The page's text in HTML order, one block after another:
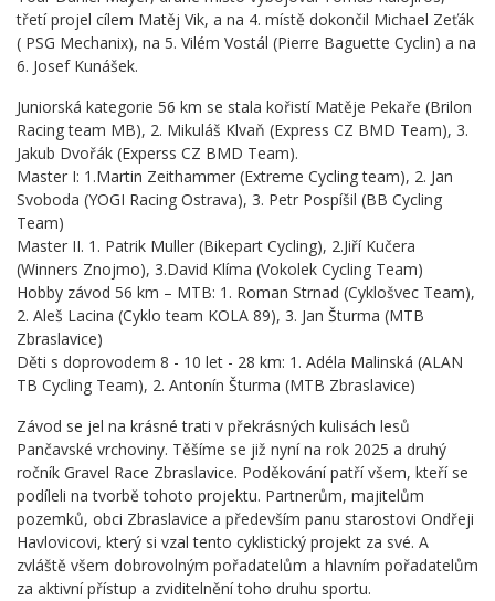
třetí projel cílem Matěj Vik, a na 4. místě dokončil Michael Zeťák
( PSG Mechanix), na 5. Vilém Vostál (Pierre Baguette Cyclin) a na
6. Josef Kunášek.
Juniorská kategorie 56 km se stala kořistí Matěje Pekaře (Brilon
Racing team MB), 2. Mikuláš Klvaň (Express CZ BMD Team), 3.
Jakub Dvořák (Experss CZ BMD Team).
Master I: 1.Martin Zeithammer (Extreme Cycling team), 2. Jan
Svoboda (YOGI Racing Ostrava), 3. Petr Pospíšil (BB Cycling
Team)
Master II. 1. Patrik Muller (Bikepart Cycling), 2.Jiří Kučera
(Winners Znojmo), 3.David Klíma (Vokolek Cycling Team)
Hobby závod 56 km – MTB: 1. Roman Strnad (Cyklošvec Team),
2. Aleš Lacina (Cyklo team KOLA 89), 3. Jan Šturma (MTB
Zbraslavice)
Děti s doprovodem 8 - 10 let - 28 km: 1. Adéla Malinská (ALAN
TB Cycling Team), 2. Antonín Šturma (MTB Zbraslavice)
Závod se jel na krásné trati v překrásných kulisách lesů
Pančavské vrchoviny. Těšíme se již nyní na rok 2025 a druhý
ročník Gravel Race Zbraslavice. Poděkování patří všem, kteří se
podíleli na tvorbě tohoto projektu. Partnerům, majitelům
pozemků, obci Zbraslavice a především panu starostovi Ondřeji
Havlovicovi, který si vzal tento cyklistický projekt za své. A
zvláště všem dobrovolným pořadatelům a hlavním pořadatelům
za aktivní přístup a zviditelnění toho druhu sportu.